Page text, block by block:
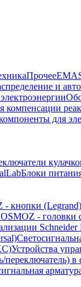
Прочее
и
компенсации
для
Блоки
- кнопки (Legrand)
-
Schneider
Устройства
в